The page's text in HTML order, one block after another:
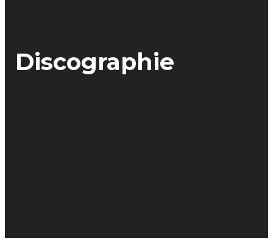
Discographie